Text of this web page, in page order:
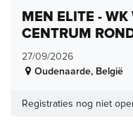
MEN ELITE - WK
CENTRUM
27/09/2026
Oudenaarde, België
Registraties nog niet